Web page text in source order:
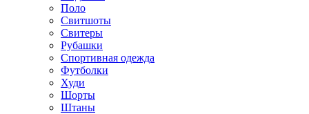
Поло
Свитшоты
Свитеры
Рубашки
Спортивная одежда
Футболки
Худи
Шорты
Штаны